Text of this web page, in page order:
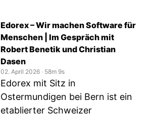
Edorex – Wir machen Software für
Menschen | Im Gespräch mit
Robert Benetik und Christian
Dasen
02. April 2026 ‧ 58m 9s
Edorex mit Sitz in
Ostermundigen bei Bern ist ein
etablierter Schweizer